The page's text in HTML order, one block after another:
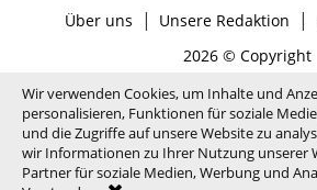
Über uns | Unsere Redaktion |
2026 © Copyright
Wir verwenden Cookies, um Inhalte und
personalisieren, Funktionen für soziale
und die Zugriffe auf unsere Website zu
wir Informationen zu Ihrer Nutzung unserer
Partner für soziale Medien, Werbung und